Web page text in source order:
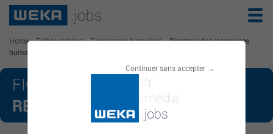
Continuer sans accepter →
Home>Fiches métiers>Ressources humaines>Directeur des ressources
humaines
FICHE MÉTIER :
DIRECTEUR DES
RESSOURCES HUMAINES